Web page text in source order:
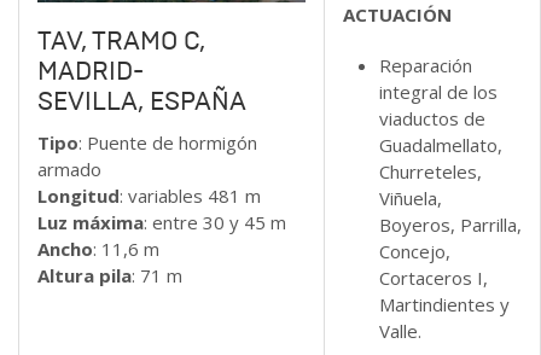
TAV, TRAMO C,
MADRID-
SEVILLA, ESPAÑA
Tipo: Puente de hormigón
armado
Longitud: variables 481 m
Luz máxima: entre 30 y 45 m
Ancho: 11,6 m
Altura pila: 71 m
ACTUACIÓN
Reparación
integral de los
viaductos de
Guadalmellato,
Churreteles,
Viñuela,
Boyeros, Parrilla,
Concejo,
Cortaceros I,
Martindientes y
Valle.